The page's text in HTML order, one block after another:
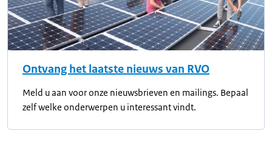
Ontvang het laatste nieuws van RVO
Meld u aan voor onze nieuwsbrieven en mailings. Bepaal
zelf welke onderwerpen u interessant vindt.